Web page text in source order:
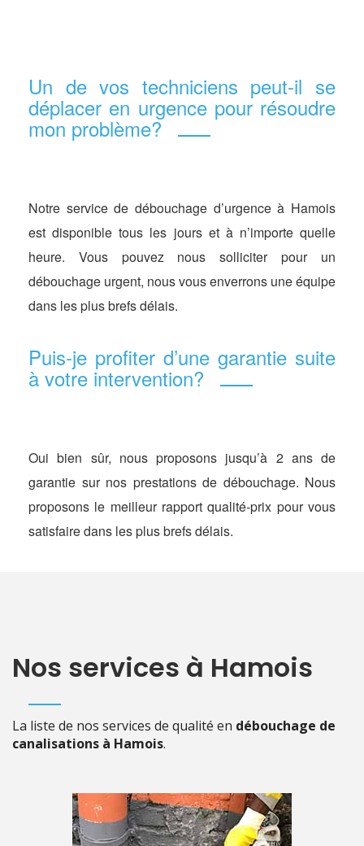
Un de vos techniciens peut-il se
déplacer en urgence pour résoudre
mon problème?
Notre service de débouchage d’urgence à Hamois
est disponible tous les jours et à n’importe quelle
heure. Vous pouvez nous solliciter pour un
débouchage urgent, nous vous enverrons une équipe
dans les plus brefs délais.
Puis-je profiter d’une garantie suite
à votre intervention?
Oui bien sûr, nous proposons jusqu’à 2 ans de
garantie sur nos prestations de débouchage. Nous
proposons le meilleur rapport qualité-prix pour vous
satisfaire dans les plus brefs délais.
Nos services à Hamois
La liste de nos services de qualité en débouchage de
canalisations à Hamois.